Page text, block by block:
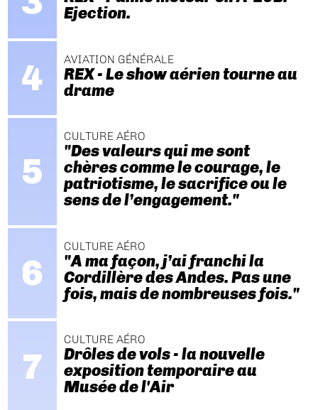
Ejection.
AVIATION GÉNÉRALE
REX - Le show aérien tourne au
drame
CULTURE AÉRO
"Des valeurs qui me sont
chères comme le courage, le
patriotisme, le sacrifice ou le
sens de l’engagement."
CULTURE AÉRO
"A ma façon, j’ai franchi la
Cordillère des Andes. Pas une
fois, mais de nombreuses fois."
CULTURE AÉRO
Drôles de vols - la nouvelle
exposition temporaire au
Musée de l'Air